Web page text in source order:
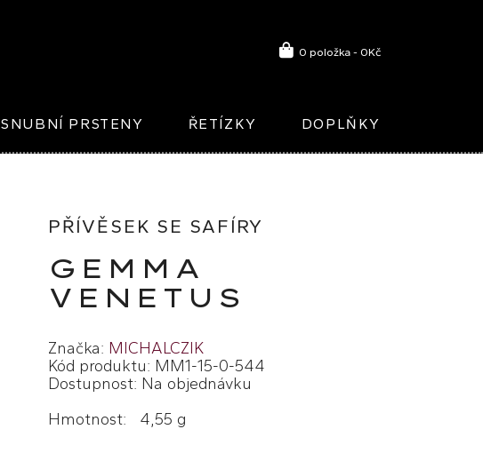
0 položka - 0Kč
SNUBNÍ PRSTENY ŘETÍZKY DOPLŇKY
PŘÍVĚSEK SE SAFÍRY
GEMMA
VENETUS
Značka: MICHALCZIK
Kód produktu: MM1-15-0-544
Dostupnost: Na objednávku
Hmotnost: 4,55 g